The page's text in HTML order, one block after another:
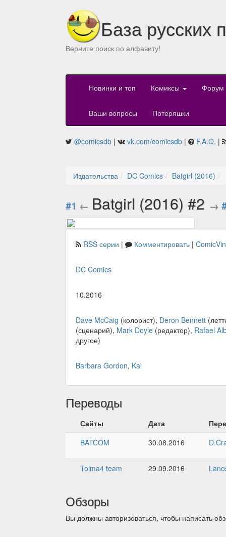
База русских
Верните поиск по алфавиту!
Новинки и топ Комиксы Форум
Ваши вопросы Потеряшки
@comicsdb | vk.com/comicsdb | F.A.Q. |
Издательства DC Comics Batgirl (2016)
#1 ← Batgirl (2016) #2 →
RSS серии | Комментировать |
DC Comics
10.2016
Dave McCaig (колорист), Deron Bennett
(сценарий), Mark Doyle (редактор), Rafael
другое)
Barbara Gordon, Kai
Переводы
Сайты Дата
BATCOM
30.08.2016
Tolma4 team 29.09.2016
Обзоры
Вы должны авторизоваться, чтобы написать